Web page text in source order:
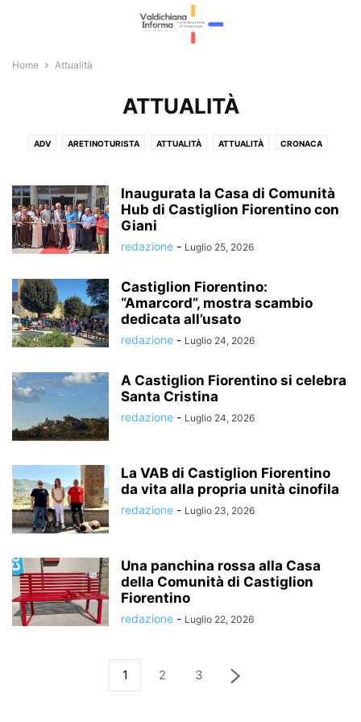
Home Attualità
ATTUALITÀ
ADV ARETINOTURISTA ATTUALITÀ ATTUALITÀ CRONACA
ECONOMIA E LAVORO
GIOSTRA DEL SARACINO ITALIA E ESTERI L'EDITORIALE
LA VOCE LIBERA METEO E VIABILITÀ
POLITICA RUBRICHE SPETTACOLI SPORT
Inaugurata la Casa di Comunità
Hub di Castiglion Fiorentino con
Giani
redazione - Luglio 25, 2026
Castiglion Fiorentino:
“Amarcord”, mostra scambio
dedicata all’usato
redazione - Luglio 24, 2026
A Castiglion Fiorentino si celebra
Santa Cristina
redazione - Luglio 24, 2026
La VAB di Castiglion Fiorentino
da vita alla propria unità cinofila
redazione - Luglio 23, 2026
Una panchina rossa alla Casa
della Comunità di Castiglion
Fiorentino
redazione - Luglio 22, 2026
1 2 3